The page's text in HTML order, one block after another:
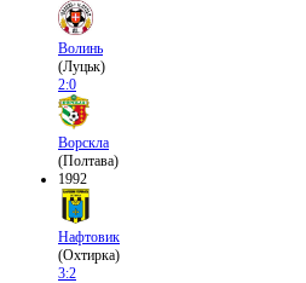
Волинь
(Луцьк)
2:0
Ворскла
(Полтава)
1992
Нафтовик
(Охтирка)
3:2